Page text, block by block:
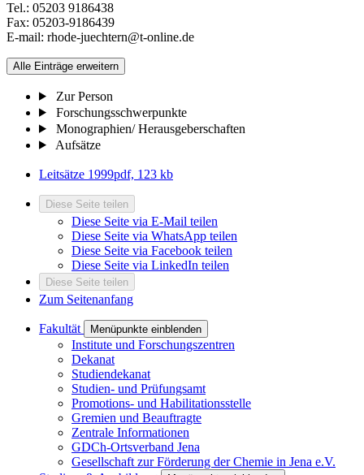
Tel.: 05203 9186438
Fax: 05203-9186439
E-mail: rhode-juechtern@t-online.de
Alle Einträge erweitern
Zur Person
Forschungsschwerpunkte
Monographien/ Herausgeberschaften
Aufsätze
Leitsätze 1999pdf, 123 kb
Diese Seite teilen
Diese Seite via E-Mail teilen
Diese Seite via WhatsApp teilen
Diese Seite via Facebook teilen
Diese Seite via LinkedIn teilen
Diese Seite teilen
Zum Seitenanfang
Fakultät Menüpunkte einblenden
Institute und Forschungszentren
Dekanat
Studiendekanat
Studien- und Prüfungsamt
Promotions- und Habilitationsstelle
Gremien und Beauftragte
Zentrale Informationen
GDCh-Ortsverband Jena
Gesellschaft zur Förderung der Chemie in Jena e.V.